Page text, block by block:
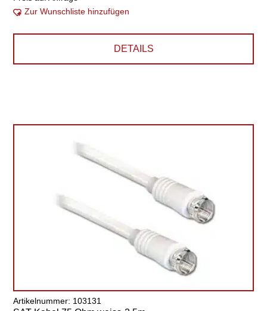
Zur Wunschliste hinzufügen
DETAILS
Artikelnummer: 103131